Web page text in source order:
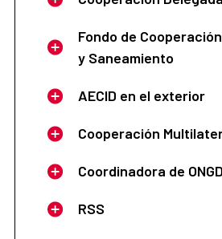
Fondo de
y Saneamiento
AECID en el exterior
Cooperación
Coordinadora de ONGD
RSS